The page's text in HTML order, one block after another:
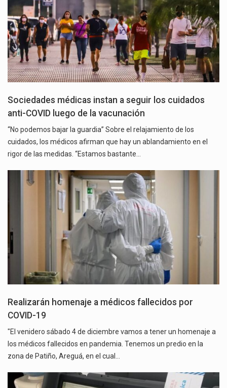
Sociedades médicas instan a seguir los cuidados
anti-COVID luego de la vacunación
“No podemos bajar la guardia” Sobre el relajamiento de los
cuidados, los médicos afirman que hay un ablandamiento en el
rigor de las medidas. “Estamos bastante…
Realizarán homenaje a médicos fallecidos por
COVID-19
"El venidero sábado 4 de diciembre vamos a tener un homenaje a
los médicos fallecidos en pandemia. Tenemos un predio en la
zona de Patiño, Areguá, en el cual…